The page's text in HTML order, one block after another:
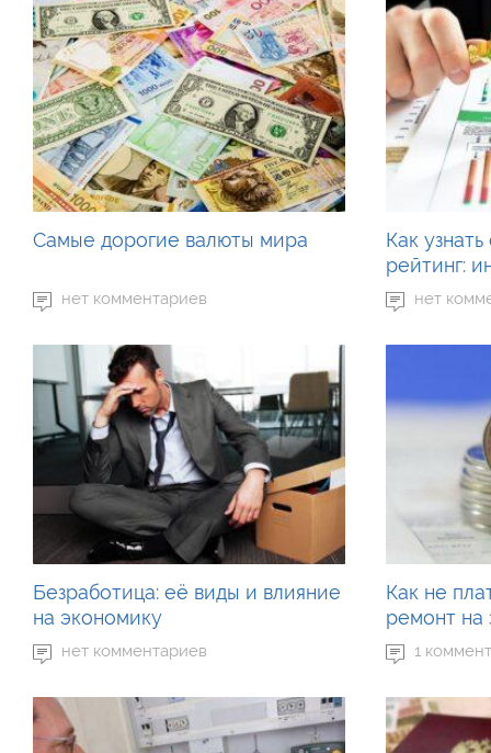
Самые дорогие валюты мира
нет комментариев
Как
рейтинг:
нет
Безработица: её виды и влияние
на экономику
нет комментариев
Как не
ремонт на
1